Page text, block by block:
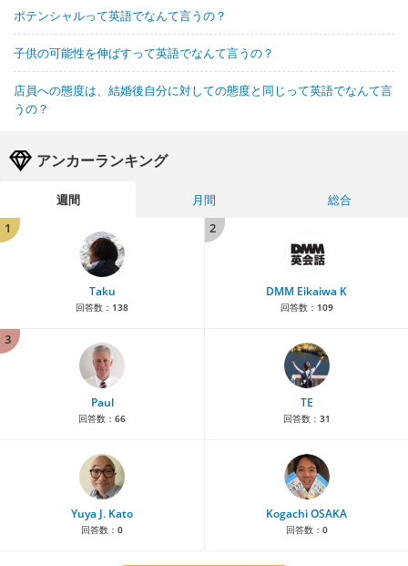
ポテンシャルって英語でなんて言うの？
子供の可能性を伸ばすって英語でなんて言うの？
店員への態度は、結婚後自分に対しての態度と同じって英語でなんて言
うの？
アンカーランキング
週間 月間
総合
1
Taku
回答数： 138
2
DMM Eikaiwa K
回答数： 109
3
Paul
回答数： 66
TE
回答数： 31
Yuya J. Kato
回答数： 0
Kogachi OSAKA
回答数： 0